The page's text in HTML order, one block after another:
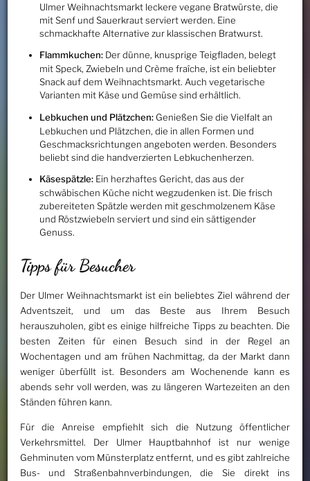
Ulmer Weihnachtsmarkt leckere vegane Bratwürste, die
mit Senf und Sauerkraut serviert werden. Eine
schmackhafte Alternative zur klassischen Bratwurst.
Flammkuchen:Der dünne, knusprige Teigfladen, belegt
mit Speck, Zwiebeln und Crème fraîche, ist ein beliebter
Snack auf dem Weihnachtsmarkt. Auch vegetarische
Varianten mit Käse und Gemüse sind erhältlich.
Lebkuchen und Plätzchen:Genießen Sie die Vielfalt an
Lebkuchen und Plätzchen, die in allen Formen und
Geschmacksrichtungen angeboten werden. Besonders
beliebt sind die handverzierten Lebkuchenherzen.
Käsespätzle:Ein herzhaftes Gericht, das aus der
schwäbischen Küche nicht wegzudenken ist. Die frisch
zubereiteten Spätzle werden mit geschmolzenem Käse
und Röstzwiebeln serviert und sind ein sättigender
Genuss.
Tipps für Besucher
Der Ulmer Weihnachtsmarkt ist ein beliebtes Ziel während der
Adventszeit, und um das Beste aus Ihrem Besuch
herauszuholen, gibt es einige hilfreiche Tipps zu beachten. Die
besten Zeiten für einen Besuch sind in der Regel an
Wochentagen und am frühen Nachmittag, da der Markt dann
weniger überfüllt ist. Besonders am Wochenende kann es
abends sehr voll werden, was zu längeren Wartezeiten an den
Ständen führen kann.
Für die Anreise empfiehlt sich die Nutzung öffentlicher
Verkehrsmittel. Der Ulmer Hauptbahnhof ist nur wenige
Gehminuten vom Münsterplatz entfernt, und es gibt zahlreiche
Bus- und Straßenbahnverbindungen, die Sie direkt ins